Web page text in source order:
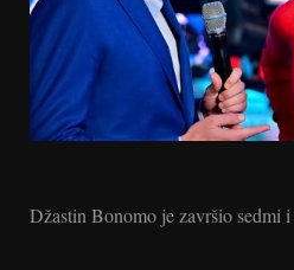
Džastin Bonomo je završio sedmi